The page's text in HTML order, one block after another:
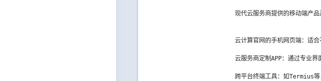
现代云服务商提供的移动端产
云计算官网的手机网页端：适
云服务商定制APP：通过专业界
跨平台终端工具：如Termius